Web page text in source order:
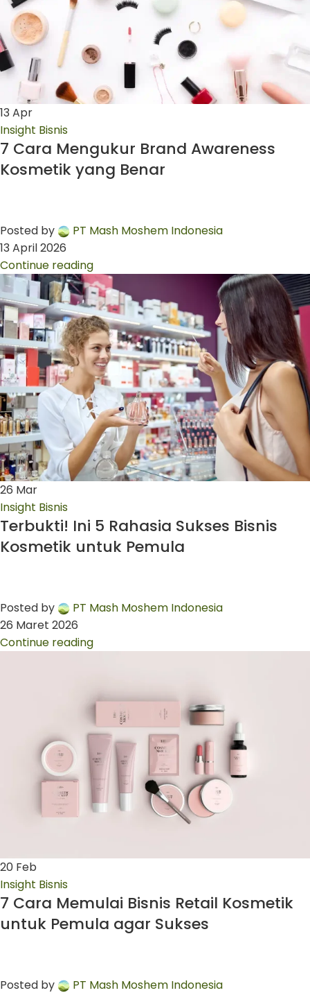
13 Apr
Insight Bisnis
7 Cara Mengukur Brand Awareness
Kosmetik yang Benar
Posted by
PT Mash Moshem Indonesia
13 April 2026
Continue reading
26 Mar
Insight Bisnis
Terbukti! Ini 5 Rahasia Sukses Bisnis
Kosmetik untuk Pemula
Posted by
PT Mash Moshem Indonesia
26 Maret 2026
Continue reading
20 Feb
Insight Bisnis
7 Cara Memulai Bisnis Retail Kosmetik
untuk Pemula agar Sukses
Posted by
PT Mash Moshem Indonesia